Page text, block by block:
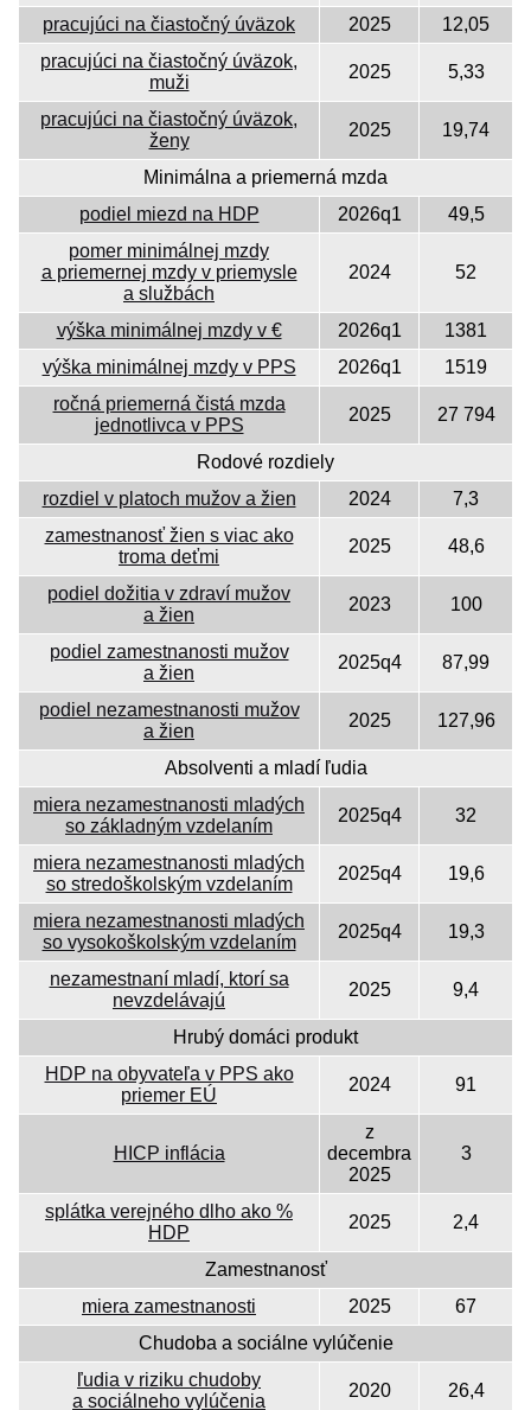
pracujúci na čiastočný úväzok 2025
12,05
pracujúci na čiastočný úväzok,
muži
2025 5,33
pracujúci na čiastočný úväzok,
ženy
2025 19,74
Minimálna a priemerná mzda
podiel miezd na HDP
2026q1
49,5
pomer minimálnej mzdy
a priemernej mzdy v priemysle
a službách
2024 52
výška minimálnej mzdy v € 2026q1
1381
výška minimálnej mzdy v PPS
2026q1
1519
ročná priemerná čistá mzda
jednotlivca v PPS
2025 27 794
Rodové rozdiely
rozdiel v platoch mužov a žien
2024
7,3
zamestnanosť žien s viac ako
troma deťmi
2025 48,6
podiel dožitia v zdraví mužov
a žien
2023 100
podiel zamestnanosti mužov
a žien
2025q4 87,99
podiel nezamestnanosti mužov
a žien
2025 127,96
Absolventi a mladí ľudia
miera nezamestnanosti mladých
so základným vzdelaním
2025q4 32
miera nezamestnanosti mladých
so stredo­školským vzdelaním
2025q4 19,6
miera nezamestnanosti mladých
so vysoko­školským vzdelaním
2025q4 19,3
nezamestnaní mladí, ktorí sa
nevzdelávajú
2025 9,4
Hrubý domáci produkt
HDP na obyvateľa v PPS ako
priemer EÚ
2024 91
HICP inflácia
z
decembra
2025
3
splátka verejného dlho ako %
HDP
2025 2,4
Zamestnanosť
miera zamestnanosti
2025
67
Chudoba a sociálne vylúčenie
ľudia v riziku chudoby
a sociálneho vylúčenia
2020 26,4